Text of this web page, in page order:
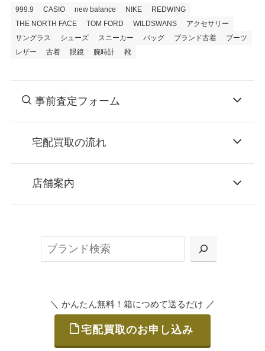
999.9 CASIO new balance NIKE
REDWING
THE NORTH FACE
TOM FORD WILDSWANS
アクセサリー
サングラス
シューズ スニーカー バッグ ブランド古着
ブーツ
レザー
古着 眼鏡 腕時計 靴
事前査定フォーム
宅配買取の流れ
お申込み
または梱包材不要の「集荷申込」からお選び
ご発送
店舗案内
＼ かんたん無料！箱につめて送るだけ ／
宅配買取のお申し込み